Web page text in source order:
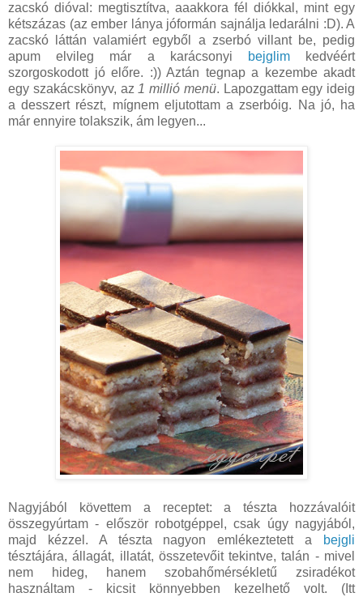
zacskó dióval: megtisztítva, aaakkora fél diókkal, mint egy
kétszázas (az ember lánya jóformán sajnálja ledarálni :D). A
zacskó láttán valamiért egyből a zserbó villant be, pedig
apum elvileg már a karácsonyi
bejglimkedvéért
szorgoskodott jó előre. :)) Aztán tegnap a kezembe akadt
egy szakácskönyv, az 1 millió menü. Lapozgattam egy ideig
a desszert részt, mígnem eljutottam a zserbóig. Na jó, ha
már ennyire tolakszik, ám legyen...
Nagyjából követtem a receptet: a tészta hozzávalóit
összegyúrtam - először robotgéppel, csak úgy nagyjából,
majd kézzel. A tészta nagyon emlékeztetett a
bejgli
tésztájára, állagát, illatát, összetevőit tekintve, talán - mivel
nem hideg, hanem szobahőmérsékletű zsiradékot
használtam - kicsit könnyebben kezelhető volt. (Itt